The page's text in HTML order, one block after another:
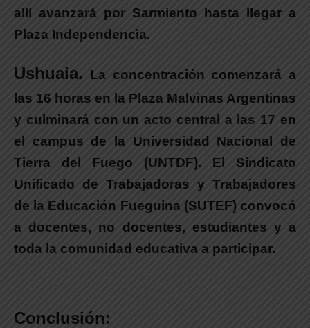
allí avanzará por Sarmiento hasta llegar a
Plaza Independencia.
Ushuaia. La concentración comenzará a
las 16 horas en la Plaza Malvinas Argentinas
y culminará con un acto central a las 17 en
el campus de la Universidad Nacional de
Tierra del Fuego (UNTDF). El Sindicato
Unificado de Trabajadoras y Trabajadores
de la Educación Fueguina (SUTEF) convocó
a docentes, no docentes, estudiantes y a
toda la comunidad educativa a participar.
Conclusión: